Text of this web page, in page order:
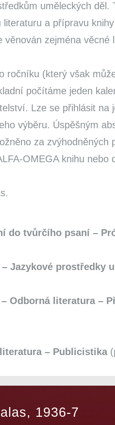
uměleckých
literaturu a přípravu
věnován zejména věcné
ročníku (který však
počítáme jeden
Lze se přihlásit na
výběru. Úspěšným
za zvýhodněných
OMEGA knihu nebo
do tvůrčího psaní –
Jazykové prostředky
– Odborná literatura –
– Publicistika
1936-7